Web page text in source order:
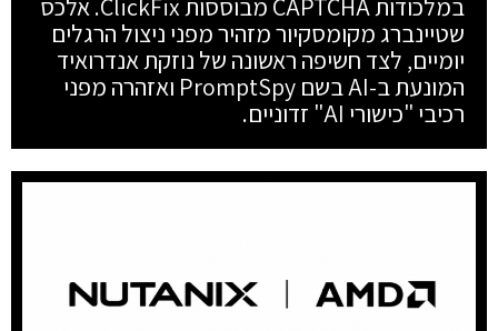
במלכודות CAPTCHA מבוססות ClickFix. אלכס
שטיינברג מקומסקיור מזהיר מפני ניצול הרגלים
יומיים, לצד חשיפה ראשונה של נוזקת אנדרואיד
המונעת ב-AI בשם PromptSpy ואזהרה מפני
רכיבי "כישורי AI" זדוניים.